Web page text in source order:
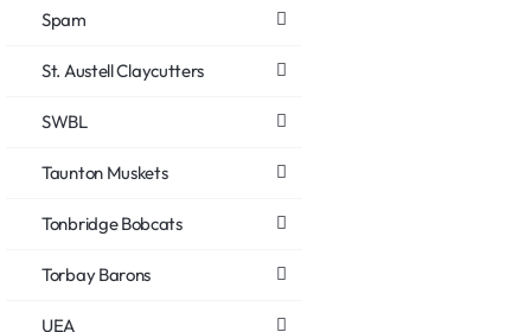
Spam
St. Austell Claycutters
SWBL
Taunton Muskets
Tonbridge Bobcats
Torbay Barons
UEA